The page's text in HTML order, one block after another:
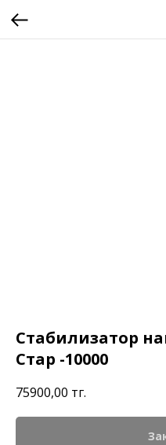
Стабилизатор
Стар -10000
75900,00 тңг.